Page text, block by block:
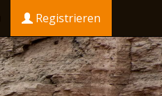
Registrieren